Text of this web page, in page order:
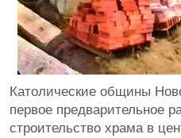
Католические общины
первое предварительное
строительство храма в